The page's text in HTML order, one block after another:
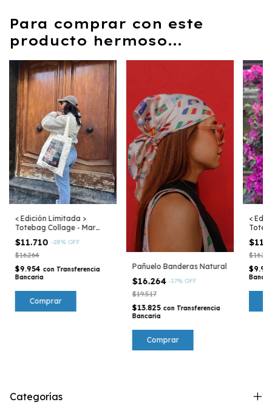
Para comprar con este
producto hermoso...
< Edición Limitada >
Totebag Collage - Mar
$11.710 -28% OFF
$16.264
$9.954 con Transferencia
Bancaria
Pañuelo Banderas Natural
$16.264 -17% OFF
$19.517
$13.825 con Transferencia
Bancaria
<
Categorías